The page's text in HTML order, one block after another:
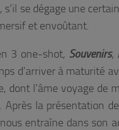
se dégage une
et envoûtant.
3 one-shot, Souvenirs,
d’arriver à maturité
l’âme voyage de
la présentation
entraîne dans son